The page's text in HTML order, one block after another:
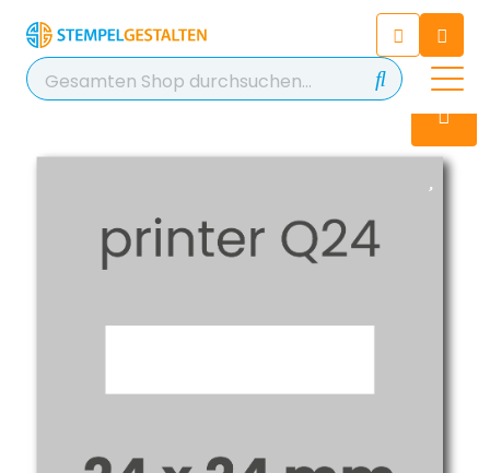
Chatten Sie 24/7 mit unserem
hilfreichen Chatbot
Kontakt
+49 2038 0480 403